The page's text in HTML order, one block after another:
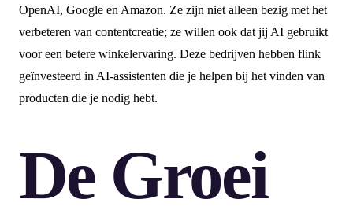
OpenAI, Google en Amazon. Ze zijn niet alleen bezig met het
verbeteren van contentcreatie; ze willen ook dat jij AI gebruikt
voor een betere winkelervaring. Deze bedrijven hebben flink
geïnvesteerd in AI-assistenten die je helpen bij het vinden van
producten die je nodig hebt.
De Groei